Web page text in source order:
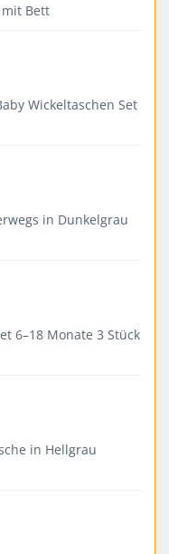
mit Bett
Wickeltaschen Set
in Dunkelgrau
6–18 Monate 3 Stück
in Hellgrau